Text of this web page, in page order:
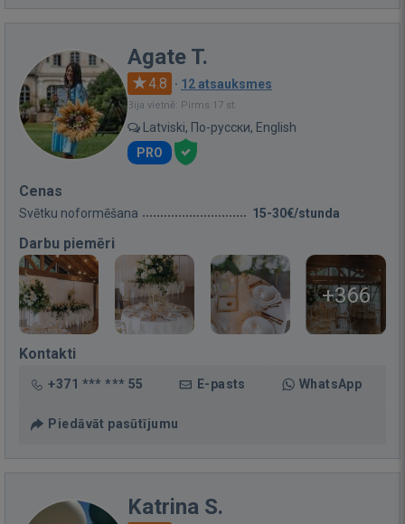
Agate T.
4.8 · 12 atsauksmes
Bija vietnē: Pirms 17 st.
Latviski, По-русски, English
PRO
Cenas
Svētku noformēšana 15-30€/stunda
Darbu piemēri
+366
Kontakti
+371 *** *** 55 E-pasts WhatsApp
Piedāvāt pasūtījumu
Katrina S.